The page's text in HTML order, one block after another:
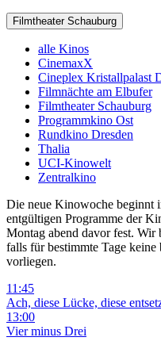
Filmtheater Schauburg
alle Kinos
CinemaxX
Cineplex Kristallpalast
Filmnächte am Elbufer
Filmtheater Schauburg
Programmkino Ost
Rundkino Dresden
Thalia
UCI-Kinowelt
Zentralkino
Die neue Kinowoche beginnt
entgültigen Programme der
Montag abend davor fest. Wir
falls für bestimmte Tage
vorliegen.
11:45
Ach, diese Lücke, diese
13:00
Vier minus Drei